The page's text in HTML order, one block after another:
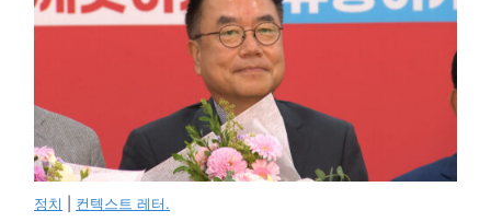
정치 컨텍스트 레터.